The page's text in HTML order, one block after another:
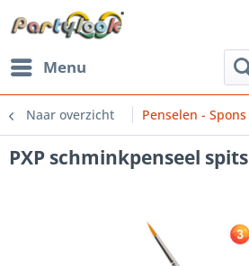
Menu
Naar overzicht Penselen - Spons
PXP schminkpenseel spits